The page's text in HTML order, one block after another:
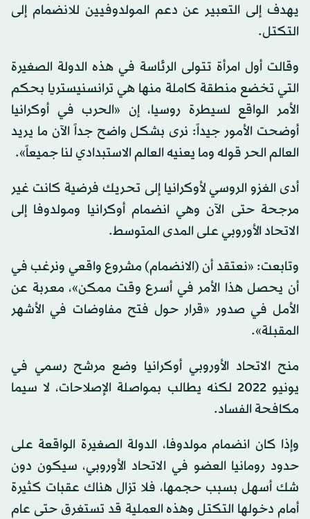
يهدف إلى التعبير عن دعم المولدوفيين للانضمام إلى
التكتل.
وقالت أول امرأة تتولى الرئاسة في هذه الدولة الصغيرة
التي تخضع منطقة كاملة منها هي ترانسنيستريا بحكم
الأمر الواقع لسيطرة روسيا، إن «الحرب في أوكرانيا
أوضحت الأمور جيداً: نرى بشكل واضح جداً الآن ما يريد
العالم الحر قوله وما يعنيه العالم الاستبدادي لنا جميعاً».
أدى الغزو الروسي لأوكرانيا إلى تحريك فرضية كانت غير
مرجحة حتى الآن وهي انضمام أوكرانيا ومولدوفا إلى
الاتحاد الأوروبي على المدى المتوسط.
وتابعت: «نعتقد أن (الانضمام) مشروع واقعي ونرغب في
أن يحصل هذا الأمر في أسرع وقت ممكن»، معربة عن
الأمل في صدور «قرار حول فتح مفاوضات في الأشهر
المقبلة».
منح الاتحاد الأوروبي أوكرانيا وضع مرشح رسمي في
يونيو 2022 لكنه يطالب بمواصلة الإصلاحات، لا سيما
مكافحة الفساد.
وإذا كان انضمام مولدوفا، الدولة الصغيرة الواقعة على
حدود رومانيا العضو في الاتحاد الأوروبي، سيكون دون
شك أسهل بسبب حجمها، فلا تزال هناك عقبات كثيرة
أمام دخولها التكتل وهذه العملية قد تستغرق حتى عام